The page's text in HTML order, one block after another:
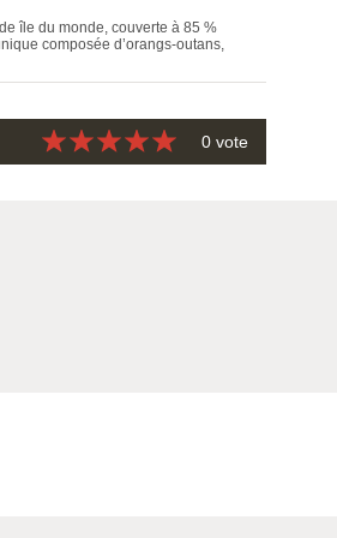
île du monde, couverte à 85 %
composée d’orangs-outans,
0 vote